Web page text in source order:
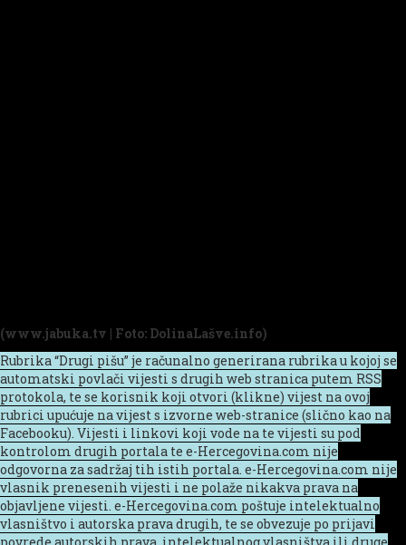
(www.jabuka.tv | Foto: DolinaLašve.info)
Rubrika “Drugi pišu” je računalno generirana rubrika u kojoj se
automatski povlači vijesti s drugih web stranica putem RSS
protokola, te se korisnik koji otvori (klikne) vijest na ovoj
rubrici upućuje na vijest s izvorne web-stranice (slično kao na
Facebooku). Vijesti i linkovi koji vode na te vijesti su pod
kontrolom drugih portala te e-Hercegovina.com nije
odgovorna za sadržaj tih istih portala. e-Hercegovina.com nije
vlasnik prenesenih vijesti i ne polaže nikakva prava na
objavljene vijesti. e-Hercegovina.com poštuje intelektualno
vlasništvo i autorska prava drugih, te se obvezuje po prijavi
povrede autorskih prava, intelektualnog vlasništva ili druge